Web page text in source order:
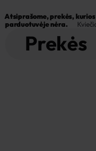
Atsiprašome, prekės,
parduotuvėje nėra.
Prekės